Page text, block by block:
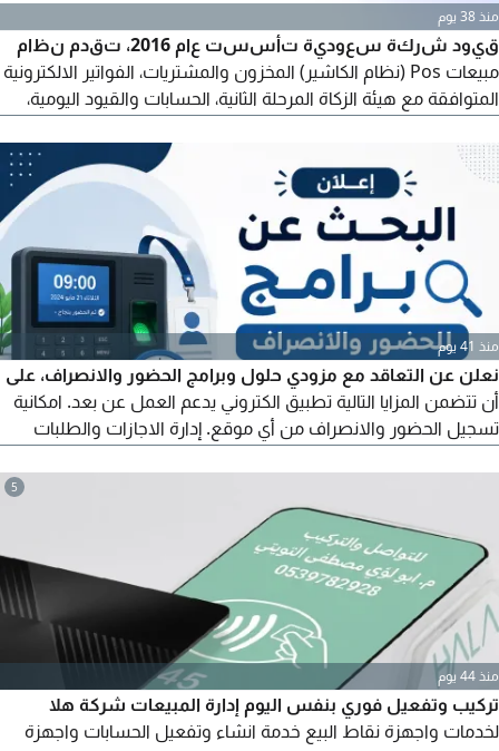
منذ 38 يوم
قيود شركة سعودية تأسست عام 2016، تقدم نظام
مبيعات Pos (نظام الكاشير) المخزون والمشتريات، الفواتير الالكترونية
المتوافقة مع هيئة الزكاة المرحلة الثانية، الحسابات والقيود اليومية،
حتى لغير المحاسبين ومناسبة للمطاعم والكافيهات والمتاجر
والخدمات أسعار الباقات تبدأ من 1200 ريال مع امكانية توفير الاجهزة
والطابعات للتواصل
منذ 41 يوم
نعلن عن التعاقد مع مزودي حلول وبرامج الحضور والانصراف، على
أن تتضمن المزايا التالية تطبيق الكتروني يدعم العمل عن بعد. امكانية
تسجيل الحضور والانصراف من أي موقع. إدارة الاجازات والطلبات
5
منذ 44 يوم
تركيب وتفعيل فوري بنفس اليوم إدارة المبيعات شركة هلا
لخدمات واجهزة نقاط البيع خدمة انشاء وتفعيل الحسابات واجهزة